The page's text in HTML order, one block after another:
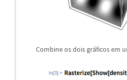
Combine os dois gráficos em
In[3]:=